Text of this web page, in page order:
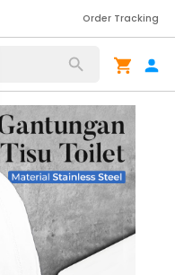
Order Tracking